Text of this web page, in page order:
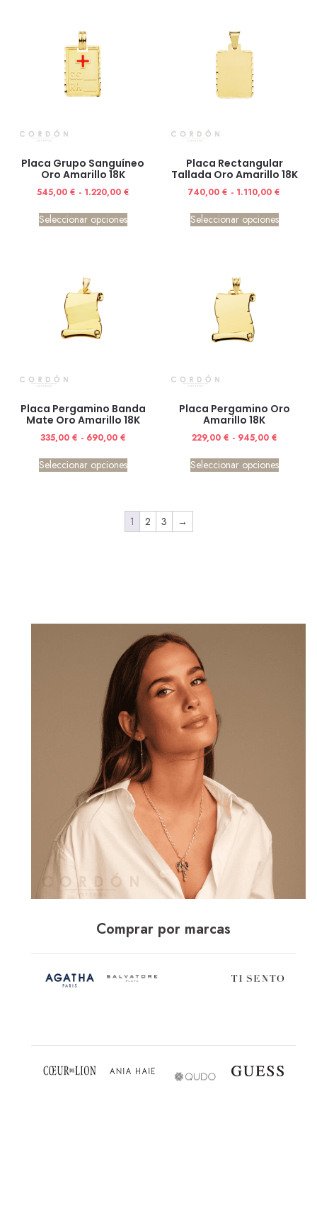
Placa Grupo Sanguíneo
Oro Amarillo 18K
545,00 € - 1.220,00 €
Seleccionar opciones
Placa Rectangular
Tallada Oro Amarillo 18K
740,00 € - 1.110,00 €
Seleccionar opciones
Placa Pergamino Banda
Mate Oro Amarillo 18K
335,00 € - 690,00 €
Seleccionar opciones
Placa Pergamino Oro
Amarillo 18K
229,00 € - 945,00 €
Seleccionar opciones
1 2 3 →
Comprar por marcas